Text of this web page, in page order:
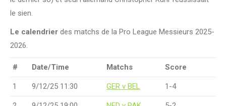
le sien.
Le calendrier des matchs de la Pro League Messieurs 2025-
2026.
# Date/Time Matchs Score
1 9/12/25 11:30 GER v BEL 1-4